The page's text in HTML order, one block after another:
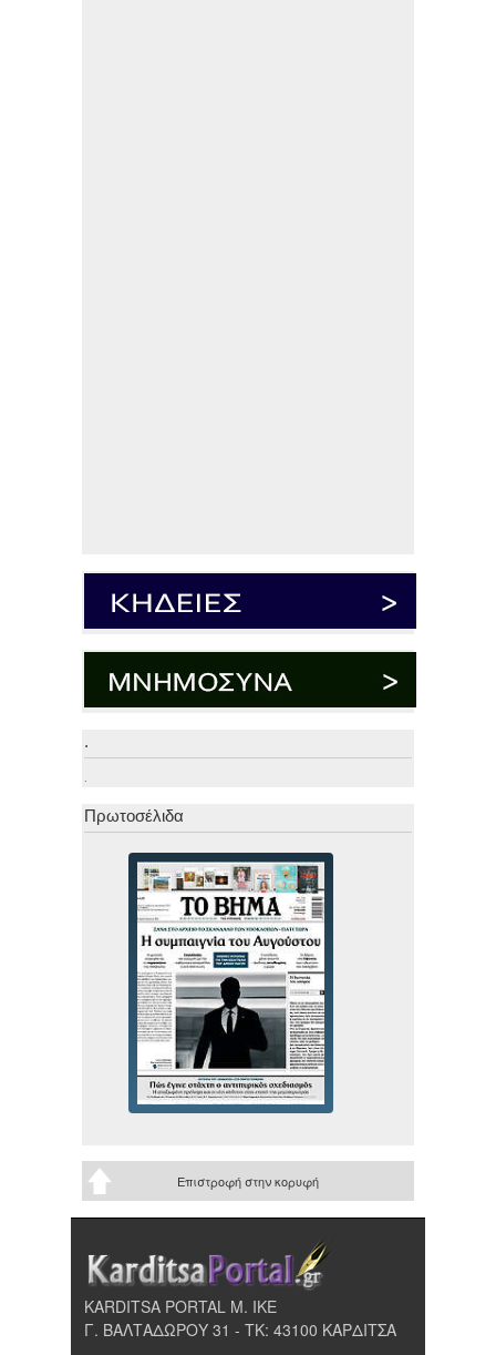
.
.
Πρωτοσέλιδα
Επιστροφή στην κορυφή
KARDITSA PORTAL Μ. ΙΚΕ
Γ. ΒΑΛΤΑΔΩΡΟΥ 31 - ΤΚ: 43100 ΚΑΡΔΙΤΣΑ